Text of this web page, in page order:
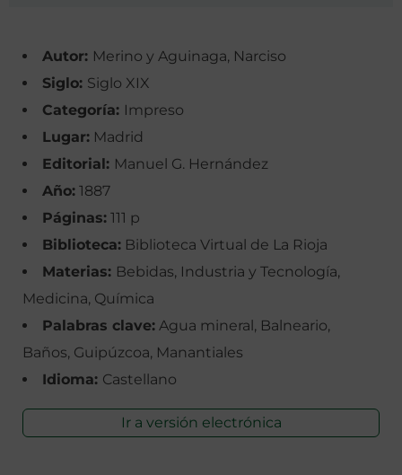
Autor: Merino y Aguinaga, Narciso
Siglo: Siglo XIX
Categoría: Impreso
Lugar: Madrid
Editorial: Manuel G. Hernández
Año: 1887
Páginas: 111 p
Biblioteca: Biblioteca Virtual de La Rioja
Materias: Bebidas, Industria y Tecnología,
Medicina, Química
Palabras clave: Agua mineral, Balneario,
Baños, Guipúzcoa, Manantiales
Idioma: Castellano
Ir a versión electrónica